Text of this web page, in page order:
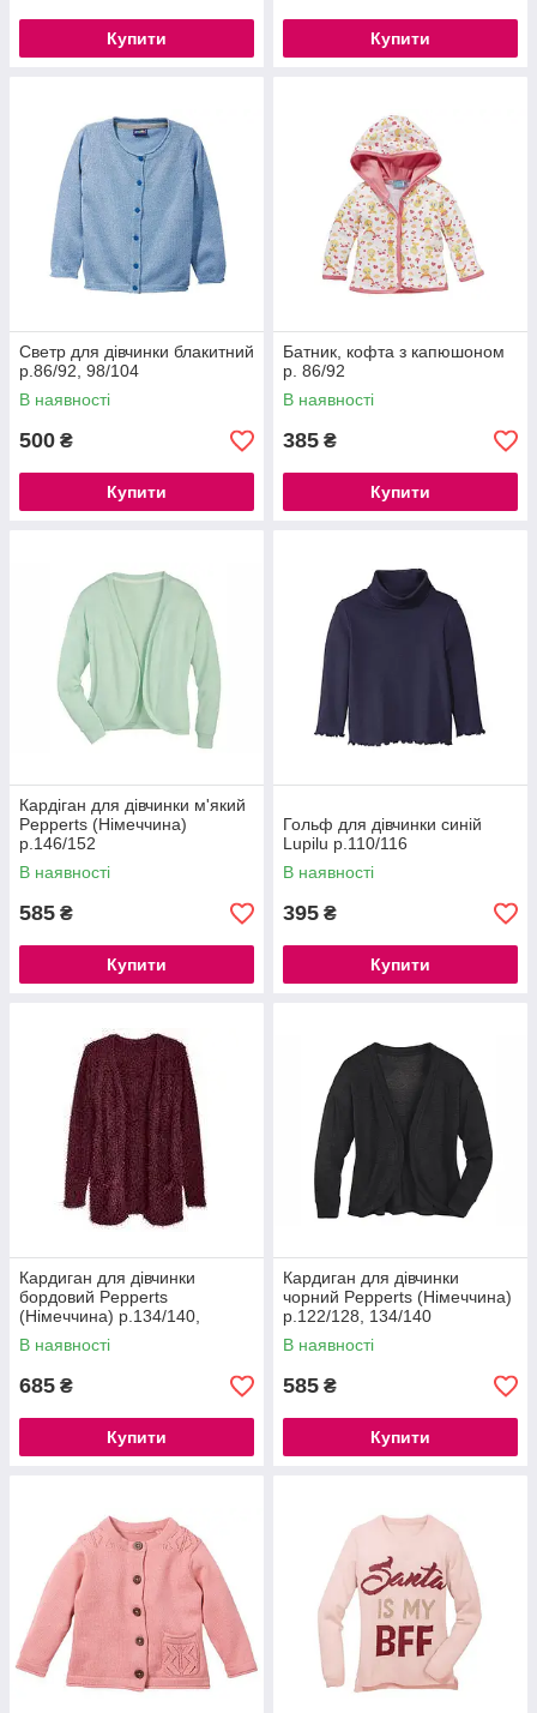
Купити Купити
Светр для дівчинки блакитний
р.86/92, 98/104
В наявності
500 ₴
Купити
Батник, кофта з капюшоном
р. 86/92
В наявності
385 ₴
Купити
Кардіган для дівчинки м'який
Pepperts (Німеччина)
р.146/152
В наявності
585 ₴
Купити
Гольф для дівчинки синій
Lupilu р.110/116
В наявності
395 ₴
Купити
Кардиган для дівчинки
бордовий Pepperts
(Німеччина) р.134/140,
146/152
В наявності
685 ₴
Купити
Кардиган для дівчинки
чорний Pepperts (Німеччина)
р.122/128, 134/140
В наявності
585 ₴
Купити